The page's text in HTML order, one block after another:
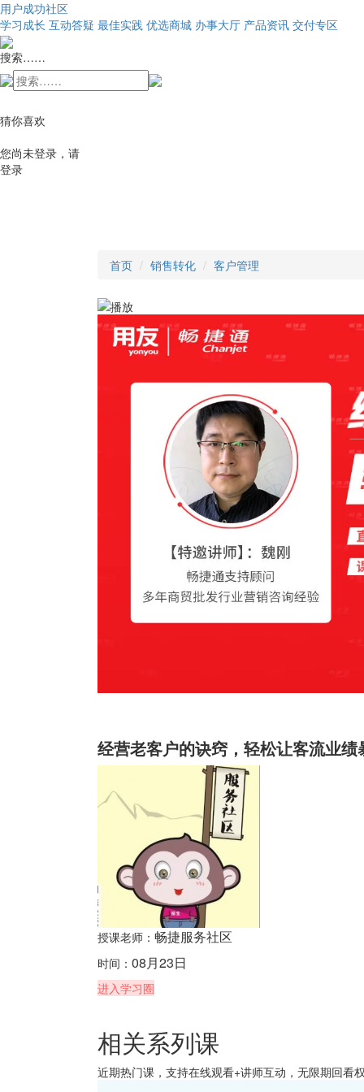
用户成功社区
学习成长 互动答疑 最佳实践 优选商城 办事大厅 产品资讯 交付专区
搜索……
猜你喜欢
您尚未登录，请
登录
首页 销售转化 客户管理
经营老客户的诀窍，轻松让客流业绩
授课老师： 畅捷服务社区
时间： 08月23日
进入学习圈
相关系列课
近期热门课，支持在线观看+讲师互动，无限期回看